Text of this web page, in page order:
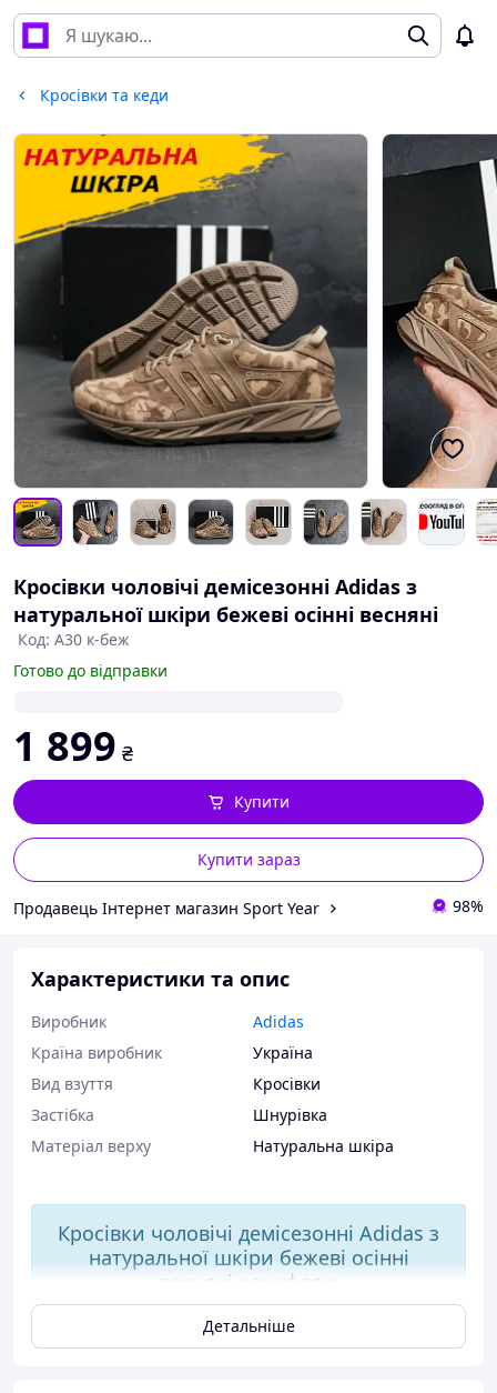
Кросівки та кеди
Кросівки чоловічі демісезонні Adidas з
натуральної шкіри бежеві осінні весняні
Код: А30 к-беж
Готово до відправки
1 899 ₴
Купити зараз
Купити
Продавець Інтернет магазин Sport Year 98%
Характеристики та опис
Виробник
Adidas
Країна виробник
Україна
Вид взуття
Кросівки
Застібка
Шнурівка
Матеріал верху
Натуральна шкіра
Кросівки чоловічі демісезонні Adidas з
натуральної шкіри бежеві осінні
весняні камуфляж
Детальніше